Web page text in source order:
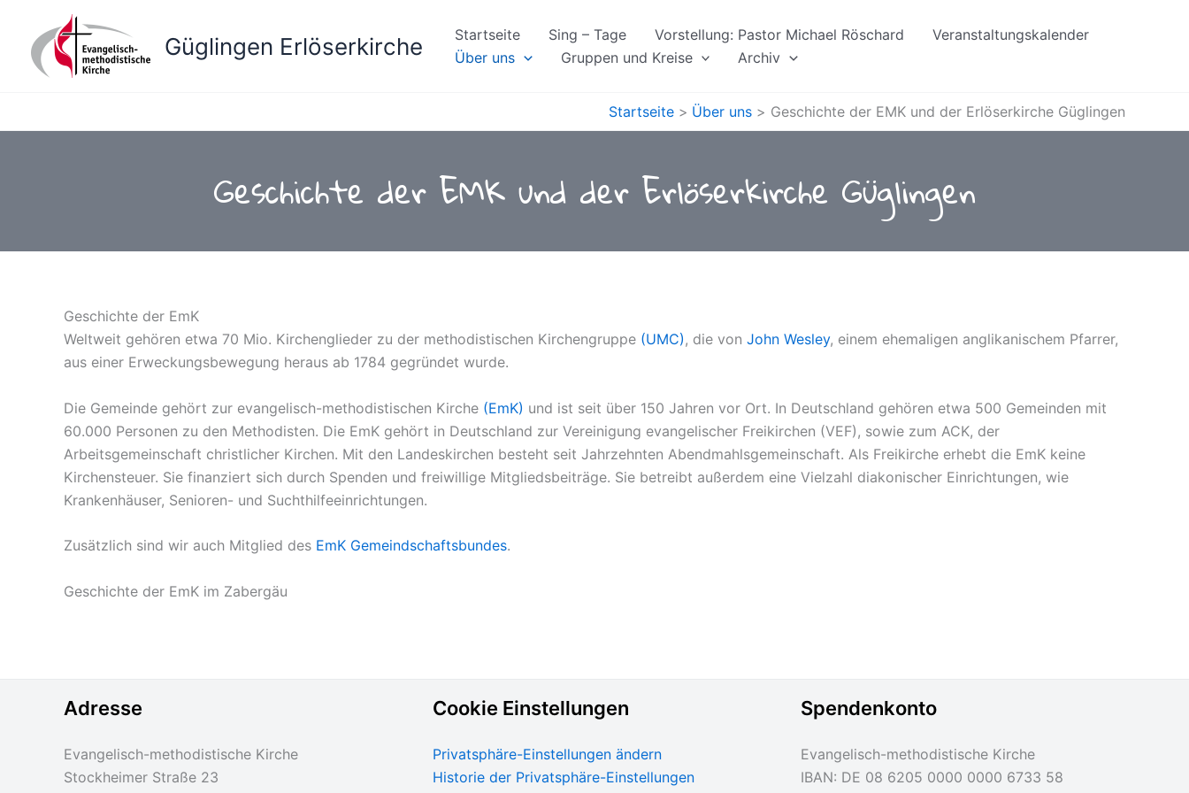
springen
Güglingen Erlöserkirche Startseite Sing – Tage Vorstellung: Pastor Michael Röschard
Veranstaltungskalender
Über uns
Gruppen und Kreise Archiv
Startseite Über uns Geschichte der EMK und der Erlöserkirche Güglingen
Geschichte der EMK und der Erlöserkirche Güglingen
Geschichte der EmK
Weltweit gehören etwa 70 Mio. Kirchenglieder zu der methodistischen Kirchengruppe (UMC), die von John Wesley, einem ehemaligen anglikanischem Pfarrer,
aus einer Erweckungsbewegung heraus ab 1784 gegründet wurde.
Die Gemeinde gehört zur evangelisch-methodistischen Kirche (EmK) und ist seit über 150 Jahren vor Ort. In Deutschland gehören etwa 500 Gemeinden mit
60.000 Personen zu den Methodisten. Die EmK gehört in Deutschland zur Vereinigung evangelischer Freikirchen (VEF), sowie zum ACK, der
Arbeitsgemeinschaft christlicher Kirchen. Mit den Landeskirchen besteht seit Jahrzehnten Abendmahlsgemeinschaft. Als Freikirche erhebt die EmK keine
Kirchensteuer. Sie finanziert sich durch Spenden und freiwillige Mitgliedsbeiträge. Sie betreibt außerdem eine Vielzahl diakonischer Einrichtungen, wie
Krankenhäuser, Senioren- und Suchthilfeeinrichtungen.
Zusätzlich sind wir auch Mitglied des EmK Gemeindschaftsbundes.
Geschichte der EmK im Zabergäu
Adresse
Evangelisch-methodistische Kirche
Stockheimer Straße 23
Cookie Einstellungen
Privatsphäre-Einstellungen ändern
Historie der Privatsphäre-Einstellungen
Spendenkonto
Evangelisch-methodistische Kirche
IBAN: DE 08 6205 0000 0000 6733 58